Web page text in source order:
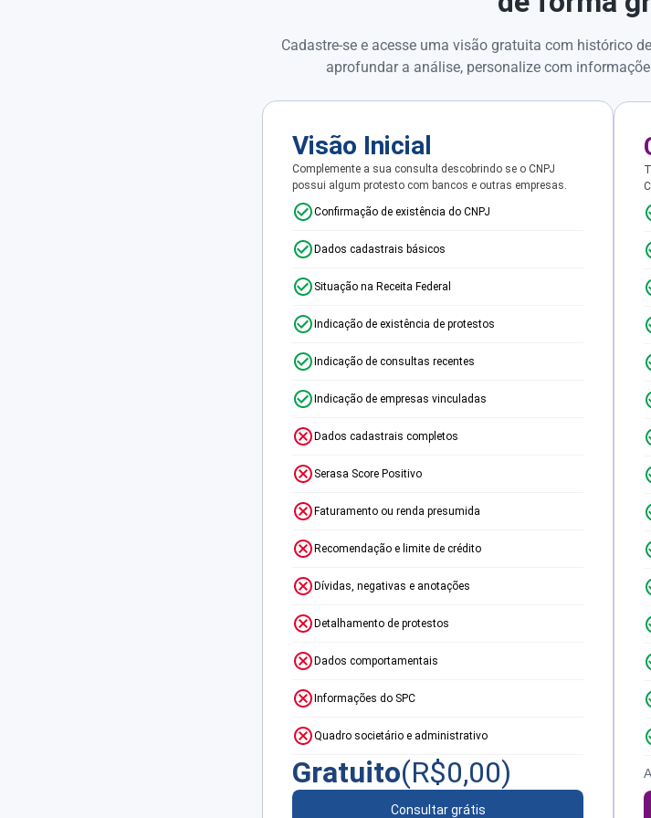
Cadastre-se e acesse uma visão gratuita com histórico
aprofundar a análise, personalize com
Visão Inicial
Complemente a sua consulta descobrindo se o CNPJ
possui algum protesto com bancos e outras empresas.
Confirmação de existência do CNPJ
Dados cadastrais básicos
Situação na Receita Federal
Indicação de existência de protestos
Indicação de consultas recentes
Indicação de empresas vinculadas
Dados cadastrais completos
Serasa Score Positivo
Faturamento ou renda presumida
Recomendação e limite de crédito
Dívidas, negativas e anotações
Detalhamento de protestos
Dados comportamentais
Informações do SPC
Quadro societário e administrativo
Gratuito(R$0,00)
Consultar grátis